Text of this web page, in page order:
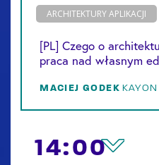
ARCHITEKTURY APLIKACJI
[PL] Czego o
praca nad własnym
MACIEJ GODEK KAYON
14:00